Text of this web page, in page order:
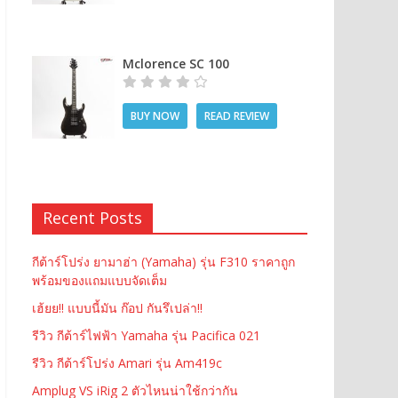
Mclorence SC 100
BUY NOW READ REVIEW
Recent Posts
กีต้าร์โปร่ง ยามาฮ่า (Yamaha) รุ่น F310 ราคาถูก
พร้อมของแถมแบบจัดเต็ม
เฮ้ยย!! แบบนี้มัน ก๊อป กันรึเปล่า!!
รีวิว กีต้าร์ไฟฟ้า Yamaha รุ่น Pacifica 021
รีวิว กีต้าร์โปร่ง Amari รุ่น Am419c
Amplug VS iRig 2 ตัวไหนน่าใช้กว่ากัน